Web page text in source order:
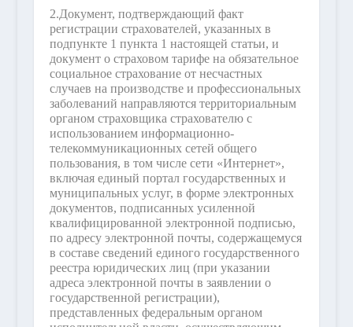
2.Документ, подтверждающий факт
регистрации страхователей, указанных в
подпункте 1 пункта 1 настоящей статьи, и
документ о страховом тарифе на обязательное
социальное страхование от несчастных
случаев на производстве и профессиональных
заболеваний направляются территориальным
органом страховщика страхователю с
использованием информационно-
телекоммуникационных сетей общего
пользования, в том числе сети «Интернет»,
включая единый портал государственных и
муниципальных услуг, в форме электронных
документов, подписанных усиленной
квалифицированной электронной подписью,
по адресу электронной почты, содержащемуся
в составе сведений единого государственного
реестра юридических лиц (при указании
адреса электронной почты в заявлении о
государственной регистрации),
представленных федеральным органом